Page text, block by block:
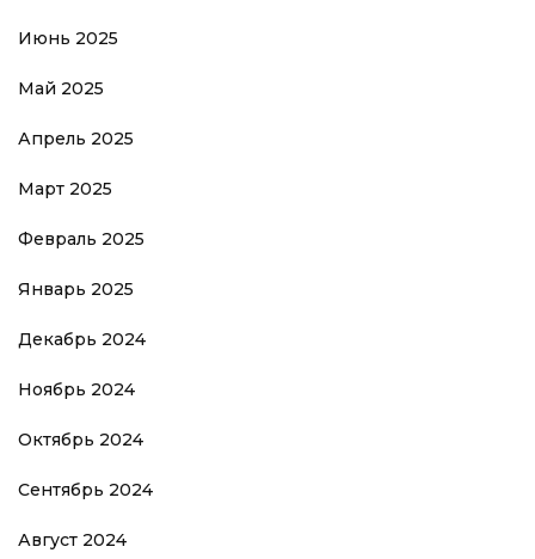
Июнь 2025
Май 2025
Апрель 2025
Март 2025
Февраль 2025
Январь 2025
Декабрь 2024
Ноябрь 2024
Октябрь 2024
Сентябрь 2024
Август 2024